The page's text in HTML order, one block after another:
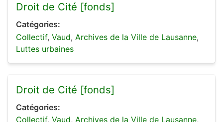
Droit de Cité [fonds]
Catégories:
Collectif, Vaud, Archives de la Ville de Lausanne,
Luttes urbaines
Droit de Cité [fonds]
Catégories:
Collectif, Vaud, Archives de la Ville de Lausanne,